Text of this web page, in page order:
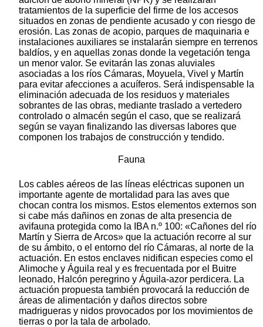
tratamientos de la superficie del firme de los accesos
situados en zonas de pendiente acusado y con riesgo de
erosión. Las zonas de acopio, parques de maquinaria e
instalaciones auxiliares se instalarán siempre en terrenos
baldíos, y en aquellas zonas donde la vegetación tenga
un menor valor. Se evitarán las zonas aluviales
asociadas a los ríos Cámaras, Moyuela, Vivel y Martín
para evitar afecciones a acuíferos. Será indispensable la
eliminación adecuada de los residuos y materiales
sobrantes de las obras, mediante traslado a vertedero
controlado o almacén según el caso, que se realizará
según se vayan finalizando las diversas labores que
componen los trabajos de construcción y tendido.
Fauna
Los cables aéreos de las líneas eléctricas suponen un
importante agente de mortalidad para las aves que
chocan contra los mismos. Estos elementos externos son
si cabe más dañinos en zonas de alta presencia de
avifauna protegida como la IBA n.º 100: «Cañones del río
Martín y Sierra de Arcos» que la actuación recorre al sur
de su ámbito, o el entorno del río Cámaras, al norte de la
actuación. En estos enclaves nidifican especies como el
Alimoche y Águila real y es frecuentada por el Buitre
leonado, Halcón peregrino y Águila-azor perdicera. La
actuación propuesta también provocará la reducción de
áreas de alimentación y daños directos sobre
madrigueras y nidos provocados por los movimientos de
tierras o por la tala de arbolado.